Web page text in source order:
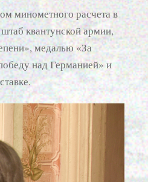
минометного расчета в
квантунской армии,
медалью «За
над Германией» и